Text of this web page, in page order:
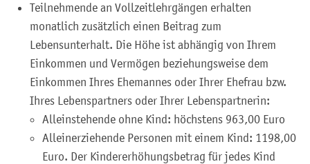
Teilnehmende an Vollzeitlehrgängen erhalten
monatlich zusätzlich einen Beitrag zum
Lebensunterhalt. Die Höhe ist abhängig von Ihrem
Einkommen und Vermögen beziehungsweise dem
Einkommen Ihres Ehemannes oder Ihrer Ehefrau bzw.
Ihres Lebenspartners oder Ihrer Lebenspartnerin:
Alleinstehende ohne Kind: höchstens 963,00 Euro
Alleinerziehende Personen mit einem Kind: 1198,00
Euro. Der Kindererhöhungsbetrag für jedes Kind